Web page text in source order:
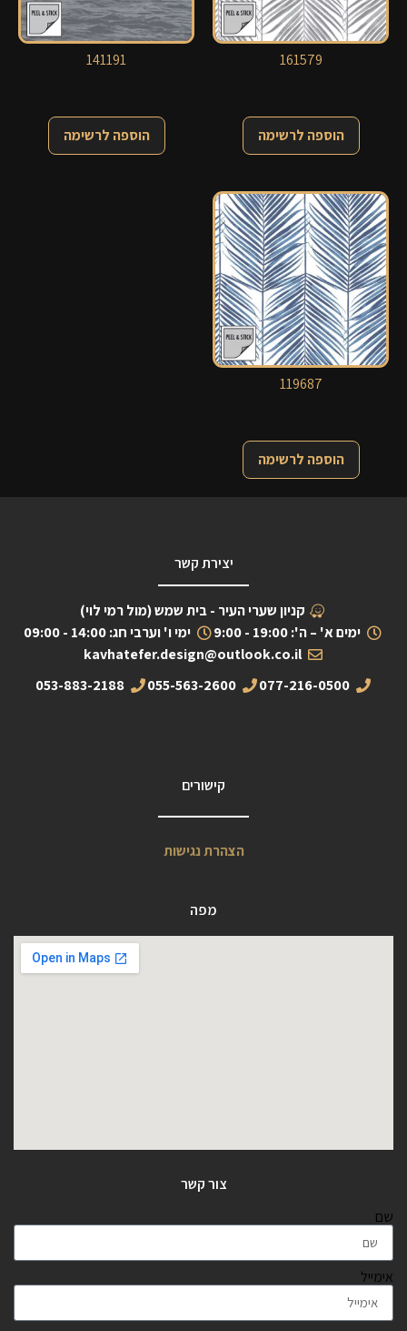
161579
הוספה לרשימה
141191
הוספה לרשימה
119687
הוספה לרשימה
יצירת קשר
קניון שערי העיר - בית שמש (מול רמי לוי)
ימים א' – ה': 19:00 - 9:00
ימי ו' וערבי חג: 14:00 - 09:00
kavhatefer.design@outlook.co.il
077-216-0500
055-563-2600
053-883-2188
קישורים
הצהרת נגישות
מפה
צור קשר
שם
אימייל